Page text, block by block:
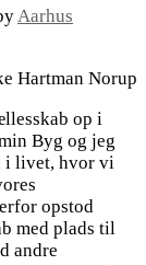
Aarhus
Hartman Norup
op i
Byg og jeg
i livet, hvor vi
opstod
med plads til
andre